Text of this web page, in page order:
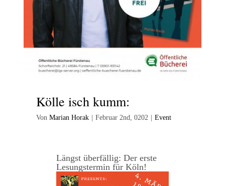
Kölle isch kumm:
Von Marian Horak Februar 2nd, 0202 Event
Längst überfällig: Der erste
Lesungstermin für Köln!